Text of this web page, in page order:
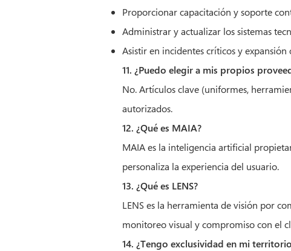
Proporcionar capacitación y soporte
Administrar y actualizar los sistemas
Asistir en incidentes críticos y expansión
11. ¿Puedo elegir a mis propios
No. Artículos clave (uniformes,
autorizados.
12. ¿Qué es MAIA?
MAIA es la inteligencia artificial
personaliza la experiencia del usuario.
13. ¿Qué es LENS?
LENS es la herramienta de visión por
monitoreo visual y compromiso con el
14. ¿Tengo exclusividad en mi